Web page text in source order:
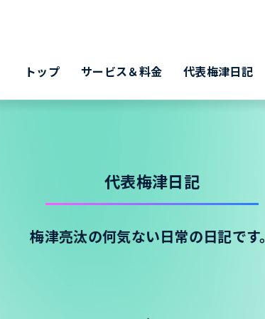
トップ サービス＆料金 代表梅津日記
代表梅津日記
梅津亮汰の何気ない日常の日記です。